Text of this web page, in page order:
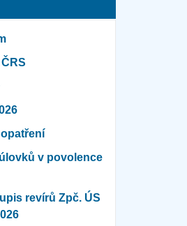
v povolence
revírů Zpč. ÚS